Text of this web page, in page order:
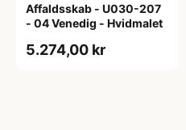
Affaldsskab - U030-207
- 04 Venedig - Hvidmalet
5.274,00 kr